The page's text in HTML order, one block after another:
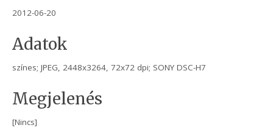
2012-06-20
Adatok
színes; JPEG, 2448x3264, 72x72 dpi; SONY DSC-H7
Megjelenés
[Nincs]